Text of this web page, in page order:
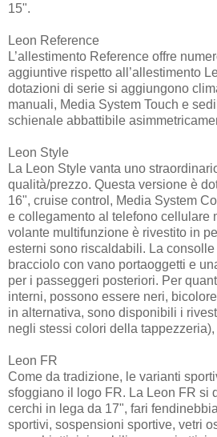
15".
Leon Reference
L’allestimento Reference offre
aggiuntive rispetto all’allestimento
dotazioni di serie si aggiungono
manuali, Media System Touch e
schienale abbattibile
Leon Style
La Leon Style vanta uno
qualità/prezzo. Questa versione è
16", cruise control, Media System
e collegamento al telefono cellulare
volante multifunzione è rivestito in
esterni sono riscaldabili. La
bracciolo con vano portaoggetti e
per i passeggeri posteriori. Per
interni, possono essere neri,
in alternativa, sono disponibili i
negli stessi colori della
Leon FR
Come da tradizione, le varianti
sfoggiano il logo FR. La Leon FR si
cerchi in lega da 17", fari
sportivi, sospensioni sportive, vetri